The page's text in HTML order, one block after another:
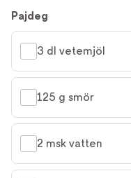
Pajdeg
3 dl vetemjöl
125 g smör
2 msk vatten